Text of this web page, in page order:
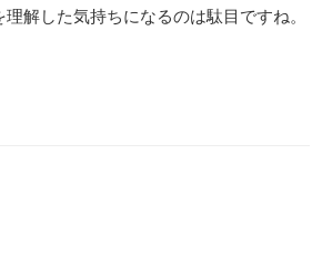
解した気持ちになるのは駄目ですね。